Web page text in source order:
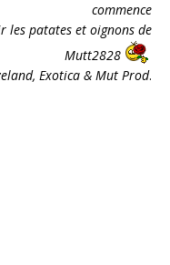
commence
les patates et oignons de
Mutt2828
Exotica & Mut Prod.